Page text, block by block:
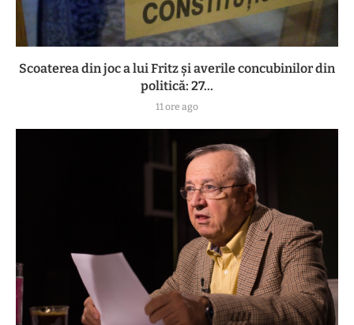
Scoaterea din joc a lui Fritz și averile concubinilor din
politică: 27...
11 ore ago